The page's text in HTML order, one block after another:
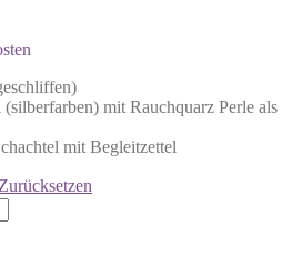
mit Rauchquarz Perle als
mit Begleitzettel
Zurücksetzen